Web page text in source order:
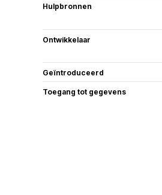
Hulpbronnen
Ontwikkelaar
Geïntroduceerd
Toegang tot gegevens